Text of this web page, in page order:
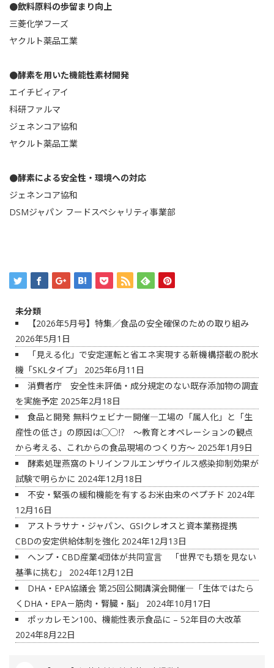
●飲料原料の歩留まり向上
三菱化学フーズ
ヤクルト薬品工業
●酵素を用いた機能性素材開発
エイチビィアイ
科研ファルマ
ジェネンコア協和
ヤクルト薬品工業
●酵素による安全性・環境への対応
ジェネンコア協和
DSMジャパン フードスペシャリティ事業部
未分類
【2026年5月号】特集／食品の安全確保のための取り組み
2026年5月1日
「見える化」で安定運転と省エネ実現する新機構搭載の脱水
機「SKLタイプ」
2025年6月11日
消費者庁 安全性未評価・成分規定のない既存添加物の調査
を実施予定 2025年2月18日
食品と開発 無料ウェビナー開催―工場の「属人化」と「生
産性の低さ」の原因は◯◯⁉ ～教育とオペレーションの観点
から考える、これからの食品現場のつくり方～ 2025年1月9日
酵素処理燕窩のトリインフルエンザウイルス感染抑制効果が
試験で明らかに 2024年12月18日
不安・緊張の緩和機能を有するお米由来のペプチド 2024年
12月16日
アストラサナ・ジャパン、GSIクレオスと資本業務提携
CBDの安定供給体制を強化 2024年12月13日
ヘンプ・CBD産業4団体が共同宣言 「世界でも類を見ない
基準に挑む」
2024年12月12日
DHA・EPA協議会 第25回公開講演会開催―「生体ではたら
くDHA・EPA－筋肉・腎臓・脳」
2024年10月17日
ポッカレモン100、機能性表示食品に – 52年目の大改革
2024年8月22日